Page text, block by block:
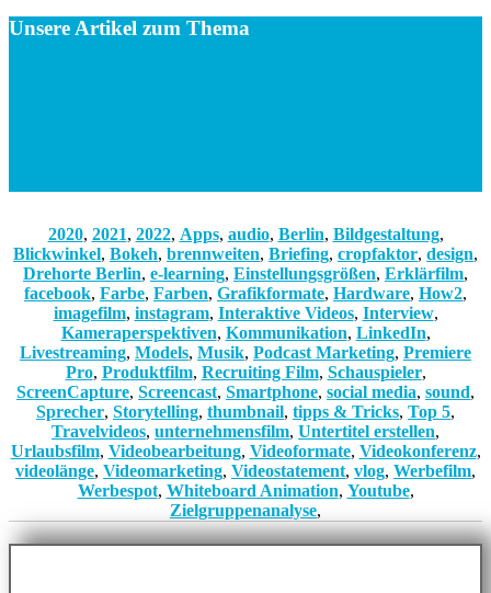
Unsere Artikel zum Thema
2020, 2021, 2022, Apps, audio, Berlin, Bildgestaltung,
Blickwinkel, Bokeh, brennweiten, Briefing, cropfaktor, design,
Drehorte Berlin, e-learning, Einstellungsgrößen, Erklärfilm,
facebook, Farbe, Farben, Grafikformate, Hardware, How2,
imagefilm, instagram, Interaktive Videos, Interview,
Kameraperspektiven, Kommunikation, LinkedIn,
Livestreaming, Models, Musik, Podcast Marketing, Premiere
Pro, Produktfilm, Recruiting Film, Schauspieler,
ScreenCapture, Screencast, Smartphone, social media, sound,
Sprecher, Storytelling, thumbnail, tipps & Tricks, Top 5,
Travelvideos, unternehmensfilm, Untertitel erstellen,
Urlaubsfilm, Videobearbeitung, Videoformate, Videokonferenz,
videolänge, Videomarketing, Videostatement, vlog, Werbefilm,
Werbespot, Whiteboard Animation, Youtube,
Zielgruppenanalyse,